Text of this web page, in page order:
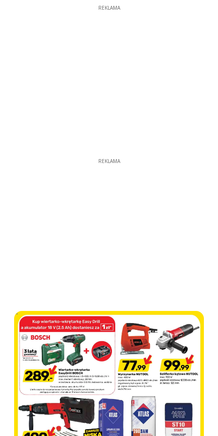
REKLAMA
REKLAMA